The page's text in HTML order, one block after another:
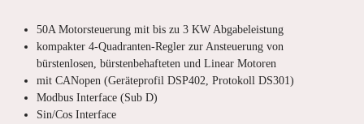
50A Motorsteuerung mit bis zu 3 KW Abgabeleistung
kompakter 4-Quadranten-Regler zur Ansteuerung von
bürstenlosen, bürstenbehafteten und Linear Motoren
mit CANopen (Geräteprofil DSP402, Protokoll DS301)
Modbus Interface (Sub D)
Sin/Cos Interface